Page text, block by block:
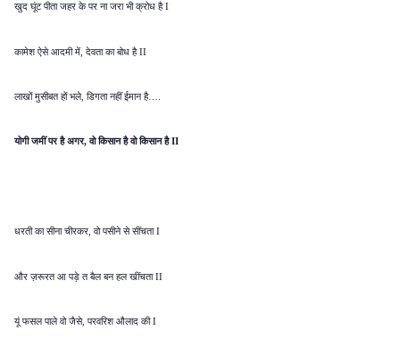
खुद घूंट पीता जहर के पर ना जरा भी क्रोध हैI
कामेश ऐसे आदमी में देवता का बोध हैII
लाखों मुसीबत हों भले, डिगता नहीं ईमान है….
योगी जमीं पर है अगर,वो किसान है वो किसान हैII
धरती का सीना चीरकर वो पसीने से सींचताI
और ज़रूरत आ पड़े त बैल बन हल खींचताII
यूं फसल पाले वो जैसे, परवरिश औलाद कीI